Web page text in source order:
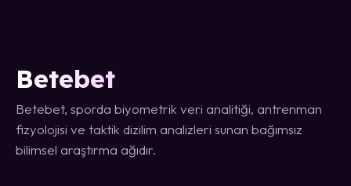
Betebet
Betebet, sporda biyometrik veri analitiği, antrenman
fizyolojisi ve taktik dizilim analizleri sunan bağımsız
bilimsel araştırma ağıdır.